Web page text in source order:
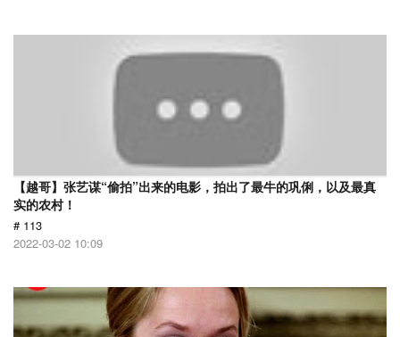
【越哥】张艺谋“偷拍”出来的电影，拍出了最牛的巩俐，以及最真
实的农村！
# 113
2022-03-02 10:09